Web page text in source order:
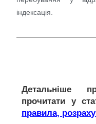
індексація.
Детальніше
прочитати у
правила,